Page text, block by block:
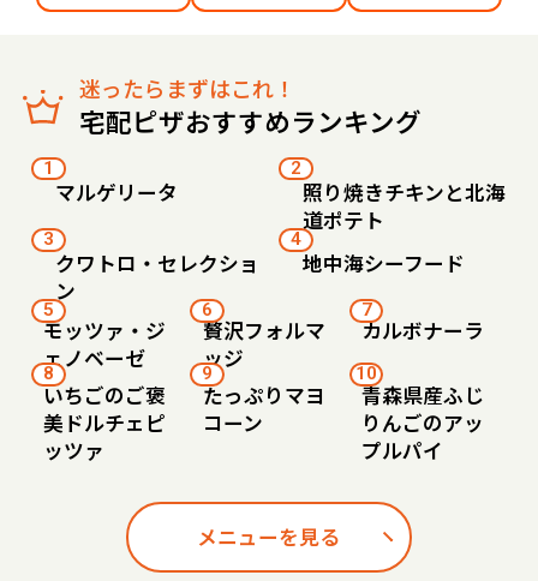
迷ったらまずはこれ！
宅配ピザおすすめランキング
1
マルゲリータ
2
照り焼きチキンと北海
道ポテト
3
クワトロ・セレクショ
ン
4
地中海シーフード
5
モッツァ・ジ
ェノベーゼ
6
贅沢フォルマ
ッジ
7
カルボナーラ
8
いちごのご褒
美ドルチェピ
ッツァ
9
たっぷりマヨ
コーン
10
青森県産ふじ
りんごのアッ
プルパイ
メニューを見る